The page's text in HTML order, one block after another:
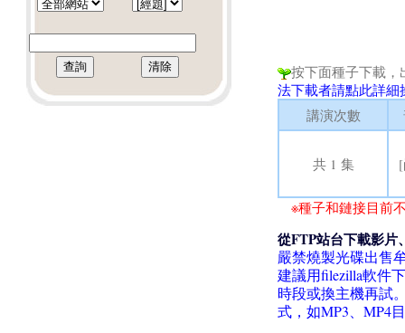
按下面種子下載，
法下載者請點此詳細
講演次數
共 1 集
※種子和鏈接目前
從FTP站台下載影片
嚴禁燒製光碟出售
建議用filezilla軟件
時段或換主機再試
式，如MP3、MP4